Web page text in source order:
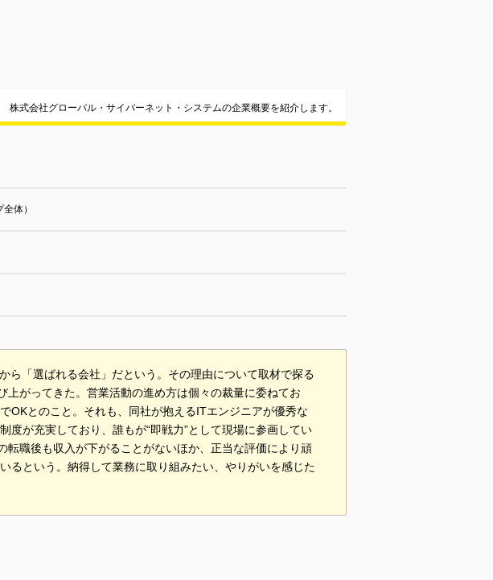
株式会社グローバル・サイバーネット・システムの企業概要を紹介します。
体）
ら「選ばれる会社」だという。その理由について取材で探る
上がってきた。営業活動の進め方は個々の裁量に委ねてお
OKとのこと。それも、同社が抱えるITエンジニアが優秀な
度が充実しており、誰もが“即戦力”として現場に参画してい
転職後も収入が下がることがないほか、正当な評価により頑
るという。納得して業務に取り組みたい、やりがいを感じた